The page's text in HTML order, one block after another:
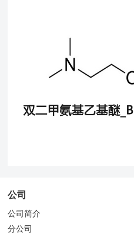
公司
公司简介
分公司